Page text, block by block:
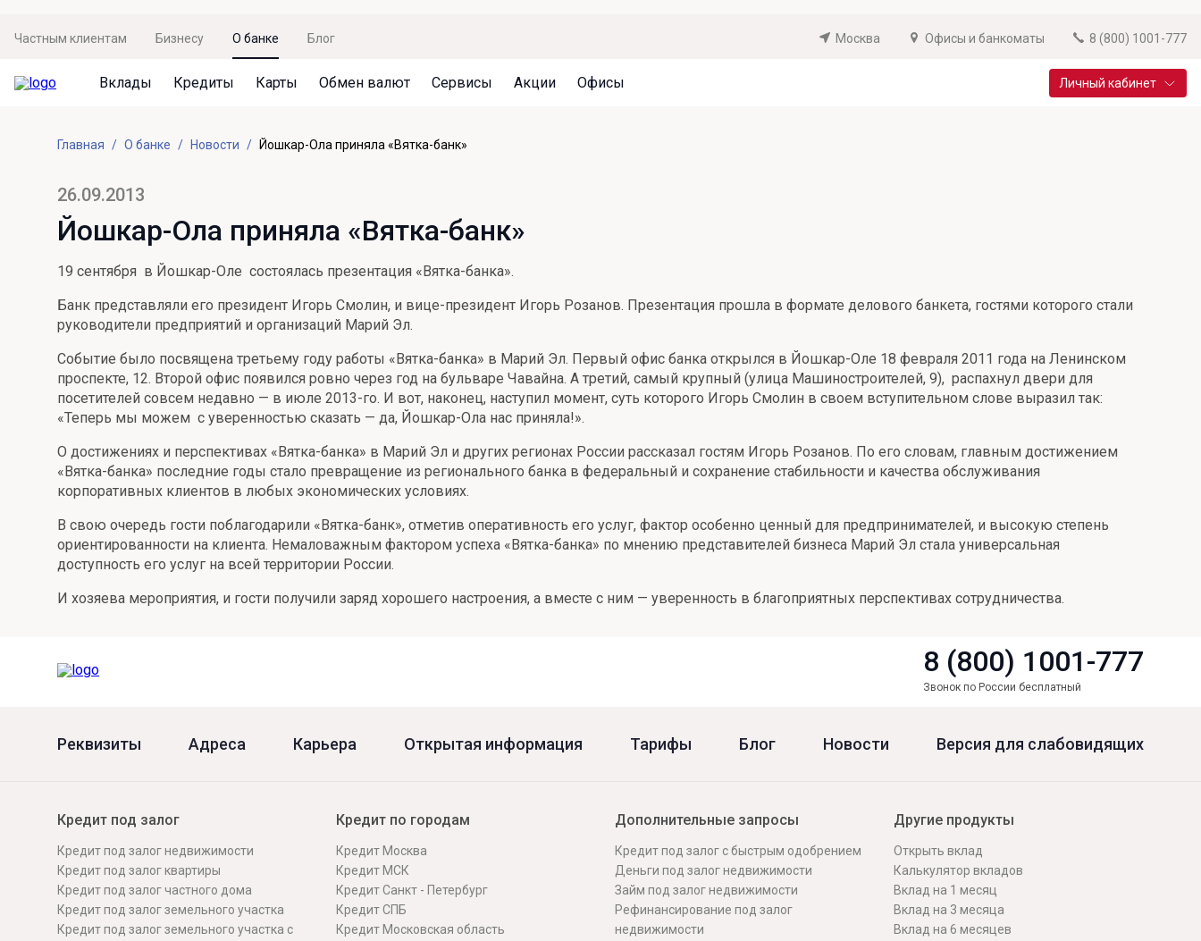
Частным клиентам Бизнесу О банке Блог Москва Офисы и банкоматы 8 (800) 1001-777
Вклады
Не упусти момент
Просто вклад
Накопительный
Фиксируй доход
Новый старт
Валютный плюс
Онлайн
Все вклады
Система страхования вкладов
Архив вкладов
Кредиты
Кредит под залог недвижимости
Рефинансирование
Кредит на автомобиль
Все кредиты
Привилегии для клиентов
Реструктуризация
Карты
Дебетовая карта с пакетом услуг
Премиальная карта Mir Supreme
Пенсионная карта
Все карты
Документы
Кешбэк
Обмен валют
Курсы валют
Бронирование валюты
Курсы валют ЦБ
Сервисы
Оплата кредита
Оценка недвижимости
Подбор новой недвижимости
Mir Pay
Госуслуги
Регистрация в ЕБС
Удаленная идентификация
Мобильное приложение
Подтверждение согласия через Госуслуги
Все сервисы
Акции
Акция «Приведи друга»
Акция «Ставка на бизнес»
Офисы Личный кабинет
Главная О банке Новости Йошкар-Ола приняла «Вятка-банк»
26.09.2013
Йошкар-Ола приняла «Вятка-банк»
19 сентября в Йошкар-Оле состоялась презентация «Вятка-банка».
Банк представляли его президент Игорь Смолин, и вице-президент Игорь Розанов. Презентация прошла в формате делового банкета, гостями которого стали
руководители предприятий и организаций Марий Эл.
Событие было посвящена третьему году работы «Вятка-банка» в Марий Эл. Первый офис банка открылся в Йошкар-Оле 18 февраля 2011 года на Ленинском
проспекте, 12. Второй офис появился ровно через год на бульваре Чавайна. А третий, самый крупный (улица Машиностроителей, 9), распахнул двери для
посетителей совсем недавно — в июле 2013-го. И вот, наконец, наступил момент, суть которого Игорь Смолин в своем вступительном слове выразил так:
«Теперь мы можем с уверенностью сказать — да, Йошкар-Ола нас приняла!».
О достижениях и перспективах «Вятка-банка» в Марий Эл и других регионах России рассказал гостям Игорь Розанов. По его словам, главным достижением
«Вятка-банка» последние годы стало превращение из регионального банка в федеральный и сохранение стабильности и качества обслуживания
корпоративных клиентов в любых экономических условиях.
В свою очередь гости поблагодарили «Вятка-банк», отметив оперативность его услуг, фактор особенно ценный для предпринимателей, и высокую степень
ориентированности на клиента. Немаловажным фактором успеха «Вятка-банка» по мнению представителей бизнеса Марий Эл стала универсальная
доступность его услуг на всей территории России.
И хозяева мероприятия, и гости получили заряд хорошего настроения, а вместе с ним — уверенность в благоприятных перспективах сотрудничества.
8 (800) 1001-777
Звонок по России бесплатный
Реквизиты Адреса Карьера Открытая информация Тарифы Блог Новости Версия для слабовидящих
Кредит под залог
Кредит под залог недвижимости
Кредит под залог квартиры
Кредит под залог частного дома
Кредит под залог земельного участка
Кредит под залог земельного участка с
Кредит по городам
Кредит Москва
Кредит МСК
Кредит Санкт - Петербург
Кредит СПБ
Кредит Московская область
Дополнительные запросы
Кредит под залог с быстрым одобрением
Деньги под залог недвижимости
Займ под залог недвижимости
Рефинансирование под залог
недвижимости
Другие продукты
Открыть вклад
Калькулятор вкладов
Вклад на 1 месяц
Вклад на 3 месяца
Вклад на 6 месяцев